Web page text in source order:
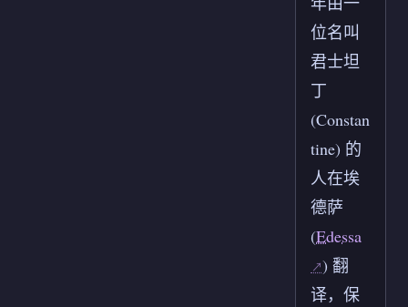
位名叫
君士坦
丁
(Constan
tine) 的
人在埃
德萨
(Edessa
) 翻
译，保